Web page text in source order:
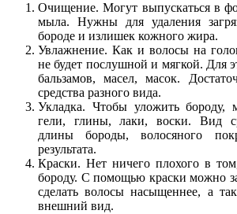
Очищение. Могут выпускаться в
мыла. Нужны для удаления
бороде и излишек кожного жира.
Увлажнение. Как и волосы на
не будет послушной и мягкой. Для
бальзамов, масел, масок.
средства разного вида.
Укладка. Чтобы уложить бороду,
гели, глины, лаки, воски. Вид
длины бороды, волосяного
результата.
Краски. Нет ничего плохого в
бороду. С помощью краски можно
сделать волосы насыщеннее, а
внешний вид.